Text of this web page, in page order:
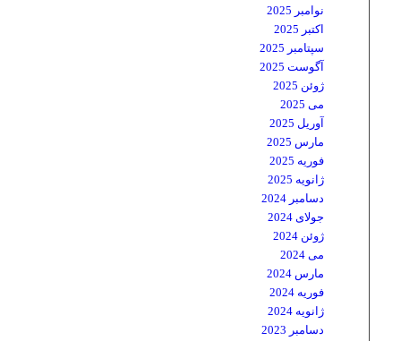
نوامبر 2025
اکتبر 2025
سپتامبر 2025
آگوست 2025
ژوئن 2025
می 2025
آوریل 2025
مارس 2025
فوریه 2025
ژانویه 2025
دسامبر 2024
جولای 2024
ژوئن 2024
می 2024
مارس 2024
فوریه 2024
ژانویه 2024
دسامبر 2023